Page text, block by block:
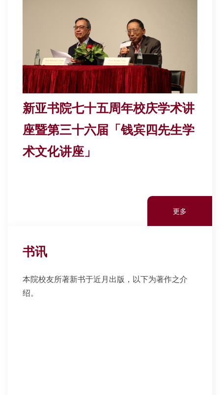
新亚书院七十五周年校庆学术讲
座暨第三十六届「钱宾四先生学
术文化讲座」
更多
书讯
本院校友所著新书于近月出版，以下为著作之介
绍。